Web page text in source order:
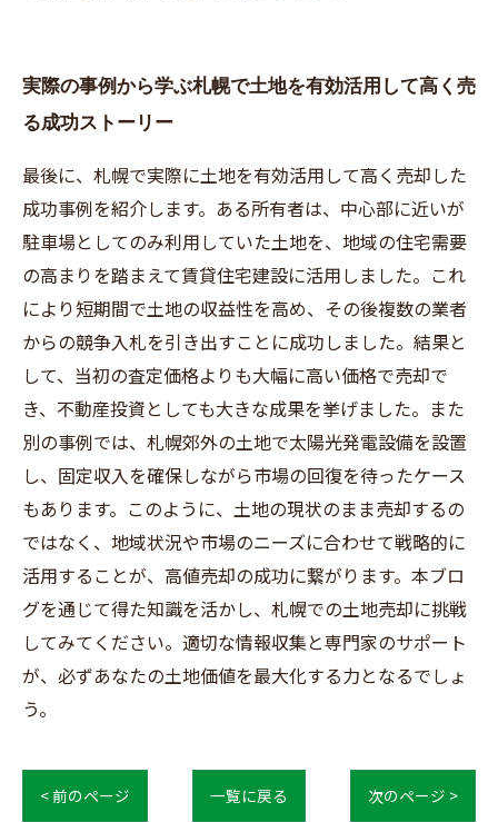
実際の事例から学ぶ札幌で土地を有効活用して高く売
る成功ストーリー
最後に、札幌で実際に土地を有効活用して高く売却した
成功事例を紹介します。ある所有者は、中心部に近いが
駐車場としてのみ利用していた土地を、地域の住宅需要
の高まりを踏まえて賃貸住宅建設に活用しました。これ
により短期間で土地の収益性を高め、その後複数の業者
からの競争入札を引き出すことに成功しました。結果と
して、当初の査定価格よりも大幅に高い価格で売却で
き、不動産投資としても大きな成果を挙げました。また
別の事例では、札幌郊外の土地で太陽光発電設備を設置
し、固定収入を確保しながら市場の回復を待ったケース
もあります。このように、土地の現状のまま売却するの
ではなく、地域状況や市場のニーズに合わせて戦略的に
活用することが、高値売却の成功に繋がります。本ブロ
グを通じて得た知識を活かし、札幌での土地売却に挑戦
してみてください。適切な情報収集と専門家のサポート
が、必ずあなたの土地価値を最大化する力となるでしょ
う。
< 前のページ 一覧に戻る 次のページ >